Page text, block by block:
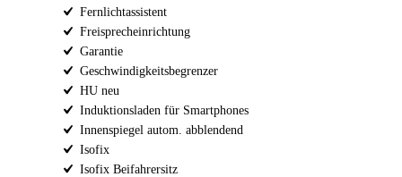
Fernlichtassistent
Freisprecheinrichtung
Garantie
Geschwindigkeitsbegrenzer
HU neu
Induktionsladen für Smartphones
Innenspiegel autom. abblendend
Isofix
Isofix Beifahrersitz